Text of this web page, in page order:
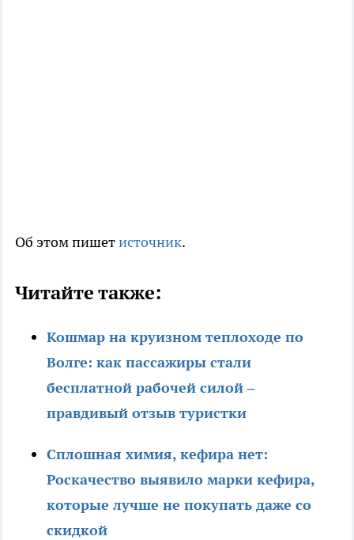
Об этом пишетисточник.
Читайте также:
Кошмар на круизном теплоходе по
Волге: как пассажиры стали
бесплатной рабочей силой –
правдивый отзыв туристки
Сплошная химия, кефира нет:
Роскачество выявило марки кефира,
которые лучше не покупать даже со
скидкой